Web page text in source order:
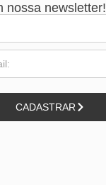
nossa newsletter!
CADASTRAR